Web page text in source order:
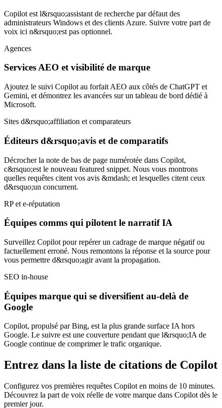
Copilot est l&rsquo;assistant de recherche par défaut des
administrateurs Windows et des clients Azure. Suivre votre part de
voix ici n&rsquo;est pas optionnel.
Agences
Services AEO et visibilité de marque
Ajoutez le suivi Copilot au forfait AEO aux côtés de ChatGPT et
Gemini, et démontrez les avancées sur un tableau de bord dédié à
Microsoft.
Sites d&rsquo;affiliation et comparateurs
Éditeurs d&rsquo;avis et de comparatifs
Décrocher la note de bas de page numérotée dans Copilot,
c&rsquo;est le nouveau featured snippet. Nous vous montrons
quelles requêtes citent vos avis &mdash; et lesquelles citent ceux
d&rsquo;un concurrent.
RP et e-réputation
Équipes comms qui pilotent le narratif IA
Surveillez Copilot pour repérer un cadrage de marque négatif ou
factuellement erroné. Nous remontons la réponse et la source pour
vous permettre d&rsquo;agir avant la propagation.
SEO in-house
Équipes marque qui se diversifient au-delà de
Google
Copilot, propulsé par Bing, est la plus grande surface IA hors
Google. Le suivre est une couverture pendant que l&rsquo;IA de
Google continue de comprimer le trafic organique.
Entrez dans la liste de citations de Copilot
Configurez vos premières requêtes Copilot en moins de 10 minutes.
Découvrez la part de voix réelle de votre marque dans Copilot dès le
premier jour.